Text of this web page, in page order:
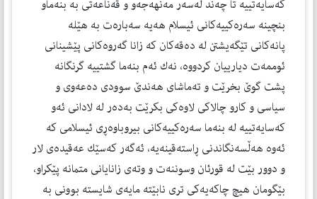
كه‌سایه‌تییه‌ تا چه‌ند له‌سه‌ر مه‌نهه‌جه‌و و قه‌ناعه‌تی به‌ بنه‌ماو
بنچینه‌ سه‌ره‌كییه‌كانی ئیسلام هه‌یه‌ سه‌باره‌ت به‌ هێله‌
پانه‌كانی تێگه‌یشتن له‌ ده‌قه‌كان كه‌ زانا گه‌روه‌كانی پێشینانی
ئوممه‌ت دیارییان كردووه‌، نه‌ك ئه‌م بنه‌ما گشتییه‌ گرنگانه‌
پشت گوێ بخرێت و ته‌ماشای هه‌ندێ سوودی ده‌عه‌وی و
سیاسی و كارو چالاكی لاوه‌كی بكرێت به‌ده‌ر له‌ لادانی ئه‌و
كه‌سایه‌تییه‌ له‌ بنه‌ما سه‌ره‌كییه‌كانی بیروباوه‌ڕی ئیسلامی كه‌
ئه‌وه‌ هه‌ڵسه‌نگاندنی ڕاسته‌قینه‌یه‌، ئه‌گه‌ر كه‌سێك عه‌قیده‌ی لار
و دوور بێت له‌ قورئان وسوننه‌ت و وته‌ی زانایانی متمانه‌ پێكراو،
بێگومان هیچ چاكه‌یه‌كی تری نابێته‌ مایه‌ی شایسته‌ بوونی به‌